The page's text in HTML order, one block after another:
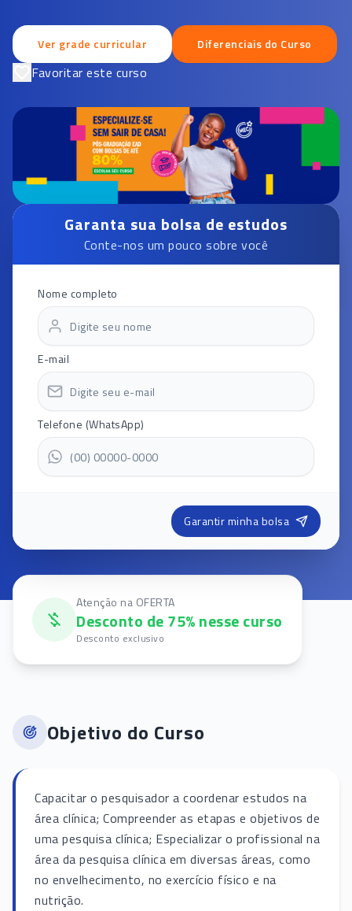
Ver grade curricular Diferenciais do Curso
Favoritar este curso
Garanta sua bolsa de estudos
Conte-nos um pouco sobre você
Nome completo
E-mail
Telefone (WhatsApp)
Garantir minha bolsa
Atenção na OFERTA
Desconto de 75% nesse curso
Desconto exclusivo
Objetivo do Curso
Capacitar o pesquisador a coordenar estudos na
área clínica; Compreender as etapas e objetivos de
uma pesquisa clínica; Especializar o profissional na
área da pesquisa clínica em diversas áreas, como
no envelhecimento, no exercício físico e na
nutrição.